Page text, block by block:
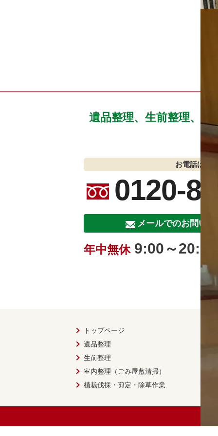
遺品整理、生前整理、
お電話はこ
0120-
メールでのお問い
年中無休9:00～20:00
トップページ
遺品整理
生前整理
室内整理（ごみ屋敷清掃）
植栽伐採・剪定・除草作業